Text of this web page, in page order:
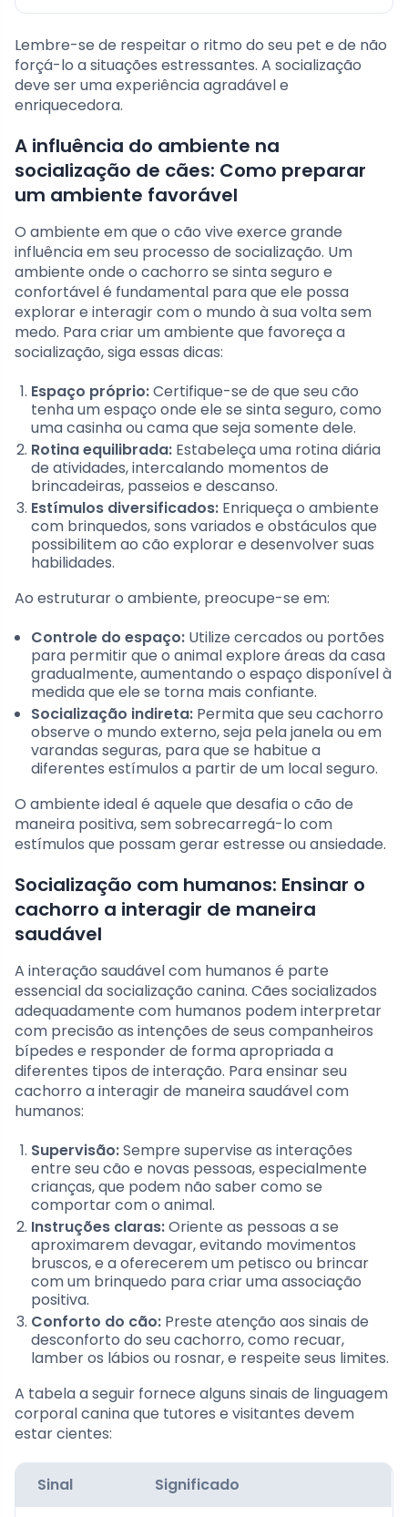
Lembre-se de respeitar o ritmo do seu pet e de não
forçá-lo a situações estressantes. A socialização
deve ser uma experiência agradável e
enriquecedora.
A influência do ambiente na
socialização de cães: Como preparar
um ambiente favorável
O ambiente em que o cão vive exerce grande
influência em seu processo de socialização. Um
ambiente onde o cachorro se sinta seguro e
confortável é fundamental para que ele possa
explorar e interagir com o mundo à sua volta sem
medo. Para criar um ambiente que favoreça a
socialização, siga essas dicas:
Espaço próprio:Certifique-se de que seu cão
tenha um espaço onde ele se sinta seguro, como
uma casinha ou cama que seja somente dele.
Rotina equilibrada: Estabeleça uma rotina diária
de atividades, intercalando momentos de
brincadeiras, passeios e descanso.
Estímulos diversificados: Enriqueça o ambiente
com brinquedos, sons variados e obstáculos que
possibilitem ao cão explorar e desenvolver suas
habilidades.
Ao estruturar o ambiente, preocupe-se em:
Controle do espaço: Utilize cercados ou portões
para permitir que o animal explore áreas da casa
gradualmente, aumentando o espaço disponível à
medida que ele se torna mais confiante.
Socialização indireta: Permita que seu cachorro
observe o mundo externo, seja pela janela ou em
varandas seguras, para que se habitue a
diferentes estímulos a partir de um local seguro.
O ambiente ideal é aquele que desafia o cão de
maneira positiva, sem sobrecarregá-lo com
estímulos que possam gerar estresse ou ansiedade.
Socialização com humanos: Ensinar o
cachorro a interagir de maneira
saudável
A interação saudável com humanos é parte
essencial da socialização canina. Cães socializados
adequadamente com humanos podem interpretar
com precisão as intenções de seus companheiros
bípedes e responder de forma apropriada a
diferentes tipos de interação. Para ensinar seu
cachorro a interagir de maneira saudável com
humanos:
Supervisão:Sempre supervise as interações
entre seu cão e novas pessoas, especialmente
crianças, que podem não saber como se
comportar com o animal.
Instruções claras:Oriente as pessoas a se
aproximarem devagar, evitando movimentos
bruscos, e a oferecerem um petisco ou brincar
com um brinquedo para criar uma associação
positiva.
Conforto do cão: Preste atenção aos sinais de
desconforto do seu cachorro, como recuar,
lamber os lábios ou rosnar, e respeite seus limites.
A tabela a seguir fornece alguns sinais de linguagem
corporal canina que tutores e visitantes devem
estar cientes:
Sinal Significado